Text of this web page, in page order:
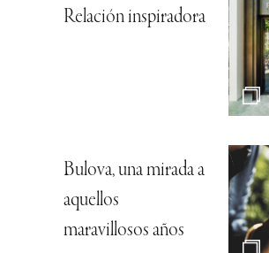
Relación inspiradora
Bulova, una mirada a
aquellos
maravillosos años